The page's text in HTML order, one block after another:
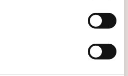
Mann förklarar polisens